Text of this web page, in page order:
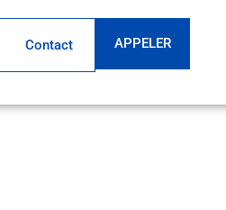
Contact APPELER